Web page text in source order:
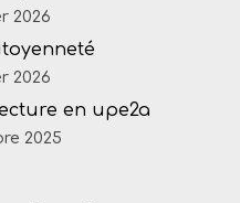
2026
2026
en upe2a
2025